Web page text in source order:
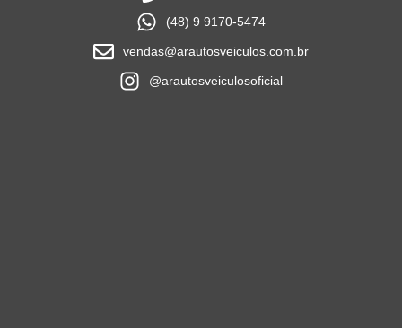
(48) 9 9170-5474
vendas@arautosveiculos.com.br
@arautosveiculosoficial